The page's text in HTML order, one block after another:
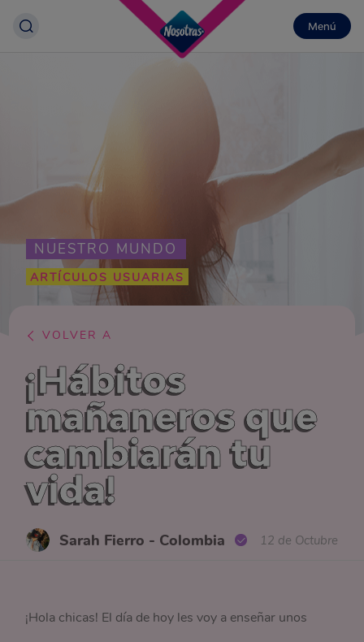
Menú
NUESTRO MUNDO
ARTÍCULOS USUARIAS
VOLVER A
¡Hábitos
mañaneros que
cambiarán tu
vida!
Sarah Fierro - Colombia 12 de Octubre
¡Hola chicas! El día de hoy les voy a enseñar unos